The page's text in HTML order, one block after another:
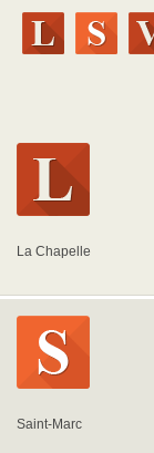
La Chapelle
Saint-Marc